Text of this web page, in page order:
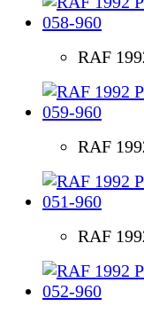
RAF
RAF
RAF